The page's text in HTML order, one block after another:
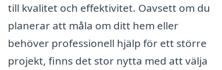
till kvalitet och effektivitet. Oavsett om du
planerar att måla om ditt hem eller
behöver professionell hjälp för ett större
projekt, finns det stor nytta med att välja